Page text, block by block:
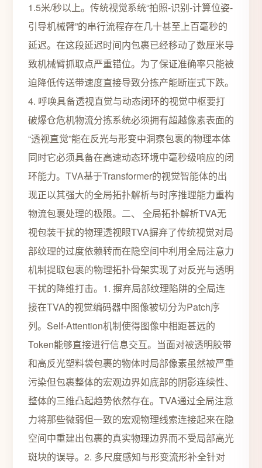
1.5米/秒以上。传统视觉系统“拍照-识别-计算位姿-
引导机械臂”的串行流程存在几十甚至上百毫秒的
延迟。在这段延迟时间内包裹已经移动了数厘米导
致机械臂抓取点严重错位。为了保证准确率只能被
迫降低传送带速度直接导致分拣产能断崖式下跌。
4. 呼唤具备透视直觉与动态闭环的视觉中枢要打
破爆仓危机物流分拣系统必须拥有超越像素表面的
“透视直觉”能在反光与形变中洞察包裹的物理本体
同时它必须具备在高速动态环境中毫秒级响应的闭
环能力。TVA基于Transformer的视觉智能体的出
现正以其强大的全局拓扑解析与时序推理能力重构
物流包裹处理的极限。二、 全局拓扑解析TVA无
视包装干扰的物理透视眼TVA摒弃了传统视觉对局
部纹理的过度依赖转而在隐空间中利用全局注意力
机制提取包裹的物理拓扑骨架实现了对反光与透明
干扰的降维打击。1. 摒弃局部纹理陷阱的全局连
接在TVA的视觉编码器中图像被切分为Patch序
列。Self-Attention机制使得图像中相距甚远的
Token能够直接进行信息交互。当面对被透明胶带
和高反光塑料袋包裹的物体时局部像素虽然被严重
污染但包裹整体的宏观边界如底部的阴影连续性、
整体的三维凸起趋势依然存在。TVA通过全局注意
力将那些微弱但一致的宏观物理线索连接起来在隐
空间中重建出包裹的真实物理边界而不受局部高光
斑块的误导。2. 多尺度感知与形变流形补全针对